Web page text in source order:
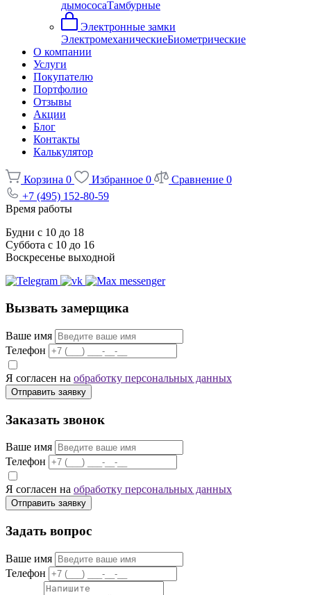
дымососаТамбурные
Электронные замки
ЭлектромеханическиеБиометрические
О компании
Услуги
Покупателю
Портфолио
Отзывы
Акции
Блог
Контакты
Калькулятор
Корзина 0 Избранное 0 Сравнение 0
+7 (495) 152-80-59
Время работы
Будни с 10 до 18
Суббота с 10 до 16
Воскресенье выходной
Вызвать замерщика
Ваше имя
Телефон
Я согласен на обработку персональных данных
Отправить заявку
Заказать звонок
Ваше имя
Телефон
Я согласен на обработку персональных данных
Отправить заявку
Задать вопрос
Ваше имя
Телефон